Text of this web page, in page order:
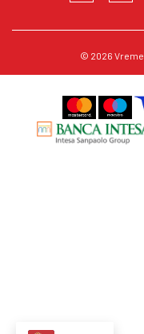
© 2026 Vreme